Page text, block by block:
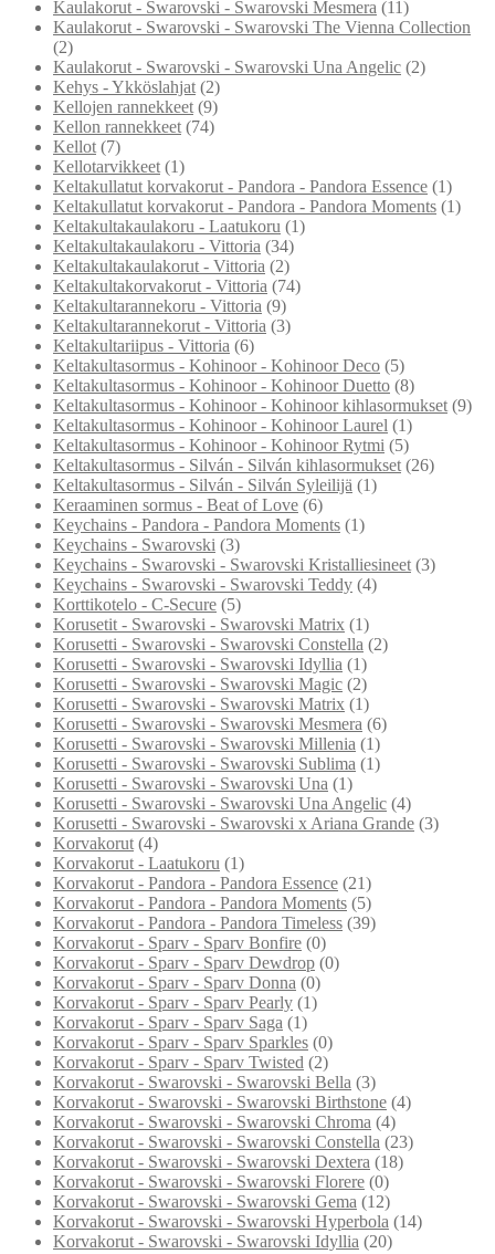
Kaulakorut - Swarovski - Swarovski Mesmera (11)
Kaulakorut - Swarovski - Swarovski The Vienna Collection
(2)
Kaulakorut - Swarovski - Swarovski Una Angelic (2)
Kehys - Ykköslahjat (2)
Kellojen rannekkeet (9)
Kellon rannekkeet (74)
Kellot (7)
Kellotarvikkeet (1)
Keltakullatut korvakorut - Pandora - Pandora Essence (1)
Keltakullatut korvakorut - Pandora - Pandora Moments (1)
Keltakultakaulakoru - Laatukoru (1)
Keltakultakaulakoru - Vittoria (34)
Keltakultakaulakorut - Vittoria (2)
Keltakultakorvakorut - Vittoria (74)
Keltakultarannekoru - Vittoria (9)
Keltakultarannekorut - Vittoria (3)
Keltakultariipus - Vittoria (6)
Keltakultasormus - Kohinoor - Kohinoor Deco (5)
Keltakultasormus - Kohinoor - Kohinoor Duetto (8)
Keltakultasormus - Kohinoor - Kohinoor kihlasormukset (9)
Keltakultasormus - Kohinoor - Kohinoor Laurel (1)
Keltakultasormus - Kohinoor - Kohinoor Rytmi (5)
Keltakultasormus - Silván - Silván kihlasormukset (26)
Keltakultasormus - Silván - Silván Syleilijä (1)
Keraaminen sormus - Beat of Love (6)
Keychains - Pandora - Pandora Moments (1)
Keychains - Swarovski (3)
Keychains - Swarovski - Swarovski Kristalliesineet (3)
Keychains - Swarovski - Swarovski Teddy (4)
Korttikotelo - C-Secure (5)
Korusetit - Swarovski - Swarovski Matrix (1)
Korusetti - Swarovski - Swarovski Constella (2)
Korusetti - Swarovski - Swarovski Idyllia (1)
Korusetti - Swarovski - Swarovski Magic (2)
Korusetti - Swarovski - Swarovski Matrix (1)
Korusetti - Swarovski - Swarovski Mesmera (6)
Korusetti - Swarovski - Swarovski Millenia (1)
Korusetti - Swarovski - Swarovski Sublima (1)
Korusetti - Swarovski - Swarovski Una (1)
Korusetti - Swarovski - Swarovski Una Angelic (4)
Korusetti - Swarovski - Swarovski x Ariana Grande (3)
Korvakorut (4)
Korvakorut - Laatukoru (1)
Korvakorut - Pandora - Pandora Essence (21)
Korvakorut - Pandora - Pandora Moments (5)
Korvakorut - Pandora - Pandora Timeless (39)
Korvakorut - Sparv - Sparv Bonfire (0)
Korvakorut - Sparv - Sparv Dewdrop (0)
Korvakorut - Sparv - Sparv Donna (0)
Korvakorut - Sparv - Sparv Pearly (1)
Korvakorut - Sparv - Sparv Saga (1)
Korvakorut - Sparv - Sparv Sparkles (0)
Korvakorut - Sparv - Sparv Twisted (2)
Korvakorut - Swarovski - Swarovski Bella (3)
Korvakorut - Swarovski - Swarovski Birthstone (4)
Korvakorut - Swarovski - Swarovski Chroma (4)
Korvakorut - Swarovski - Swarovski Constella (23)
Korvakorut - Swarovski - Swarovski Dextera (18)
Korvakorut - Swarovski - Swarovski Florere (0)
Korvakorut - Swarovski - Swarovski Gema (12)
Korvakorut - Swarovski - Swarovski Hyperbola (14)
Korvakorut - Swarovski - Swarovski Idyllia (20)